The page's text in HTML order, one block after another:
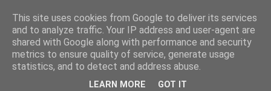
Hranické listy
This site uses cookies from Google to deliver its services
and to analyze traffic. Your IP address and user-agent are
shared with Google along with performance and security
metrics to ensure quality of service, generate usage
statistics, and to detect and address abuse.
LEARN MORE GOT IT